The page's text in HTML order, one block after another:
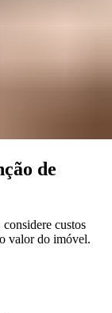
de
considere custos
valor do imóvel.